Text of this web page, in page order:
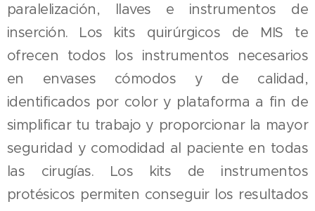
paralelización, llaves e instrumentos de
inserción. Los kits quirúrgicos de MIS te
ofrecen todos los instrumentos necesarios
en envases cómodos y de calidad,
identificados por color y plataforma a fin de
simplificar tu trabajo y proporcionar la mayor
seguridad y comodidad al paciente en todas
las cirugías. Los kits de instrumentos
protésicos permiten conseguir los resultados